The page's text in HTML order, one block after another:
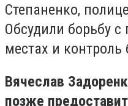
Степаненко,
Обсудили борьбу с
местах и контроль
Вячеслав
позже